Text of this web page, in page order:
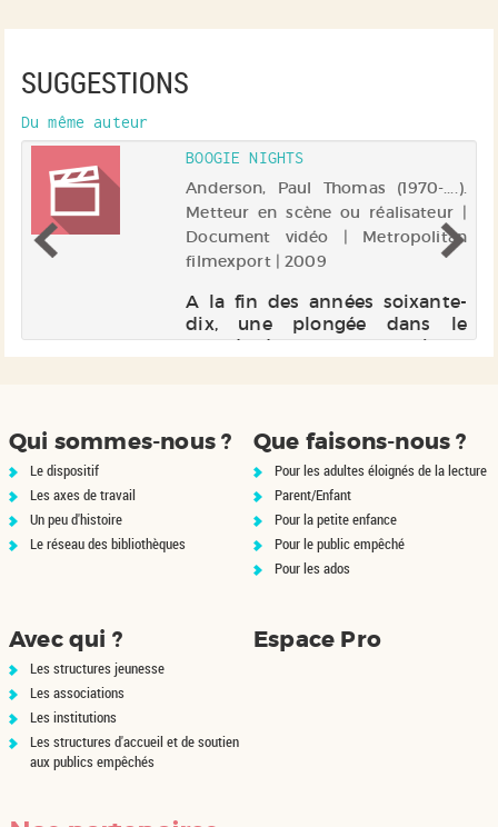
SUGGESTIONS
Du même auteur
BOOGIE NIGHTS
Anderson, Paul Thomas (1970-....).
Metteur en scène ou réalisateur |
Document vidéo | Metropolitan
filmexport | 2009
A la fin des années soixante-
dix, une plongée dans le
monde du X, sans voyeurisme
Qui sommes-nous ?
Le dispositif
Les axes de travail
Un peu d'histoire
Le réseau des bibliothèques
Que faisons-nous ?
Pour les adultes éloignés de la lecture
Parent/Enfant
Pour la petite enfance
Pour le public empêché
Pour les ados
Avec qui ?
Les structures jeunesse
Les associations
Les institutions
Les structures d'accueil et de soutien
aux publics empêchés
Espace Pro